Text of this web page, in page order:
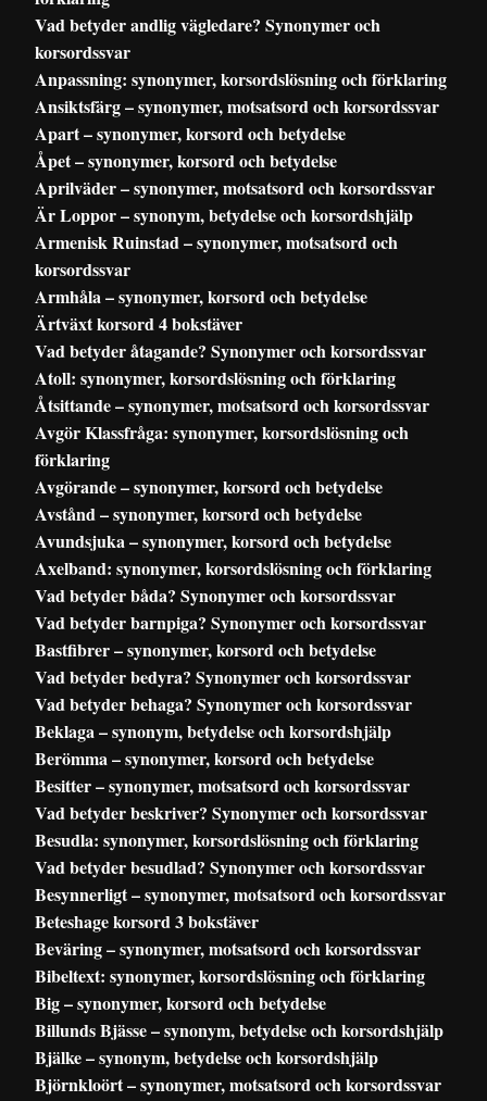
Vad betyder andlig vägledare? Synonymer och
korsordssvar
Anpassning: synonymer, korsordslösning och förklaring
Ansiktsfärg – synonymer, motsatsord och korsordssvar
Apart – synonymer, korsord och betydelse
Åpet – synonymer, korsord och betydelse
Aprilväder – synonymer, motsatsord och korsordssvar
Är Loppor – synonym, betydelse och korsordshjälp
Armenisk Ruinstad – synonymer, motsatsord och
korsordssvar
Armhåla – synonymer, korsord och betydelse
Ärtväxt korsord 4 bokstäver
Vad betyder åtagande? Synonymer och korsordssvar
Atoll: synonymer, korsordslösning och förklaring
Åtsittande – synonymer, motsatsord och korsordssvar
Avgör Klassfråga: synonymer, korsordslösning och
förklaring
Avgörande – synonymer, korsord och betydelse
Avstånd – synonymer, korsord och betydelse
Avundsjuka – synonymer, korsord och betydelse
Axelband: synonymer, korsordslösning och förklaring
Vad betyder båda? Synonymer och korsordssvar
Vad betyder barnpiga? Synonymer och korsordssvar
Bastfibrer – synonymer, korsord och betydelse
Vad betyder bedyra? Synonymer och korsordssvar
Vad betyder behaga? Synonymer och korsordssvar
Beklaga – synonym, betydelse och korsordshjälp
Berömma – synonymer, korsord och betydelse
Besitter – synonymer, motsatsord och korsordssvar
Vad betyder beskriver? Synonymer och korsordssvar
Besudla: synonymer, korsordslösning och förklaring
Vad betyder besudlad? Synonymer och korsordssvar
Besynnerligt – synonymer, motsatsord och korsordssvar
Beteshage korsord 3 bokstäver
Beväring – synonymer, motsatsord och korsordssvar
Bibeltext: synonymer, korsordslösning och förklaring
Big – synonymer, korsord och betydelse
Billunds Bjässe – synonym, betydelse och korsordshjälp
Bjälke – synonym, betydelse och korsordshjälp
Björnkloört – synonymer, motsatsord och korsordssvar